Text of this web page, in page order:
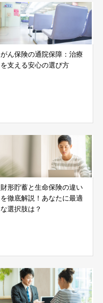
がん保険の通院保障：治療
を支える安心の選び方
財形貯蓄と生命保険の違い
を徹底解説！あなたに最適
な選択肢は？